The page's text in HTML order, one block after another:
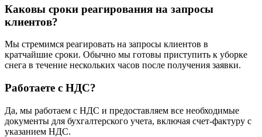
Каковы сроки реагирования на запросы
клиентов?
Мы стремимся реагировать на запросы клиентов в
кратчайшие сроки. Обычно мы готовы приступить к уборке
снега в течение нескольких часов после получения заявки.
Работаете с НДС?
Да, мы работаем с НДС и предоставляем все необходимые
документы для бухгалтерского учета, включая счет-фактуру с
указанием НДС.